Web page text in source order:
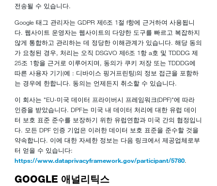
전송될 수 있습니다.
Google 태그 관리자는 GDPR 제6조 1절 f항에 근거하여 사용됩니
다. 웹사이트 운영자는 웹사이트의 다양한 도구를 빠르고 복잡하지
않게 통합하고 관리하는 데 정당한 이해관계가 있습니다. 해당 동의
가 요청된 경우, 처리는 오직 DSGVO 제6조 1항 a호 및 TDDDG 제
25조 1항을 근거로 이루어지며, 동의가 쿠키 저장 또는 TDDDG에
따른 사용자 기기(예 : 디바이스 핑거프린팅)의 정보 접근을 포함하
는 경우에 한합니다. 동의는 언제든지 취소할 수 있습니다.
이 회사는 "EU-미국 데이터 프라이버시 프레임워크(DPF)"에 따라
인증을 받았습니다. DPF는 미국 내 데이터 처리에 대한 유럽 데이
터 보호 표준 준수를 보장하기 위한 유럽연합과 미국 간의 협정입니
다. 모든 DPF 인증 기업은 이러한 데이터 보호 표준을 준수할 것을
약속합니다. 이에 대한 자세한 정보는 다음 링크에서 제공업체로부
터 얻을 수 있습니다:
https://www.dataprivacyframework.gov/participant/5780.
GOOGLE 애널리틱스